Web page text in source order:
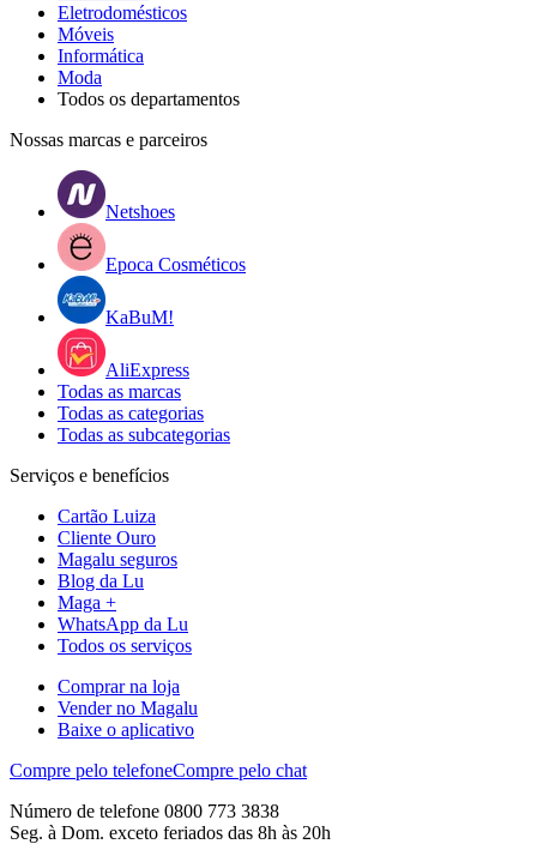
Eletrodomésticos
Móveis
Informática
Moda
Todos os departamentos
Nossas marcas e parceiros
Netshoes
Epoca Cosméticos
KaBuM!
AliExpress
Todas as marcas
Todas as categorias
Todas as subcategorias
Serviços e benefícios
Cartão Luiza
Cliente Ouro
Magalu seguros
Blog da Lu
Maga +
WhatsApp da Lu
Todos os serviços
Comprar na loja
Vender no Magalu
Baixe o aplicativo
Compre pelo telefoneCompre pelo chat
Número de telefone 0800 773 3838
Seg. à Dom. exceto feriados das 8h às 20h